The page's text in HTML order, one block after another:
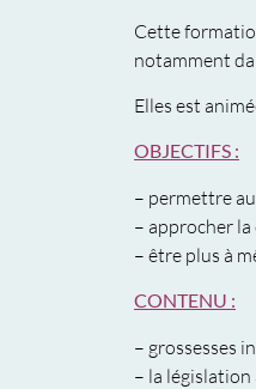
Cette
notamment
Elles est
OBJECTIFS :
– permettre
– approcher
– être plus à
CONTENU :
– grossesses
– la